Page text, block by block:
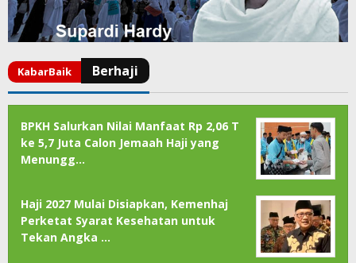
BPKH Salurkan Nilai Manfaat Rp 2,06 T
ke 5,7 Juta Calon Jemaah Haji yang
Menungg…
Haji 2027 Mulai Disiapkan, Kemenhaj
Perketat Syarat Kesehatan untuk
Tekan Angka …